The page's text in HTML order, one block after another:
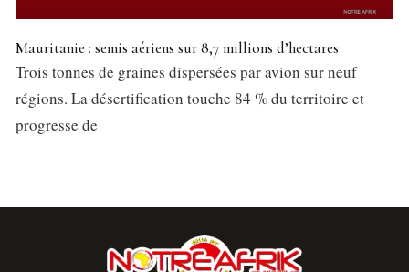
Mauritanie : semis aériens sur 8,7 millions d’hectares
Trois tonnes de graines dispersées par avion sur neuf
régions. La désertification touche 84 % du territoire et
progresse de